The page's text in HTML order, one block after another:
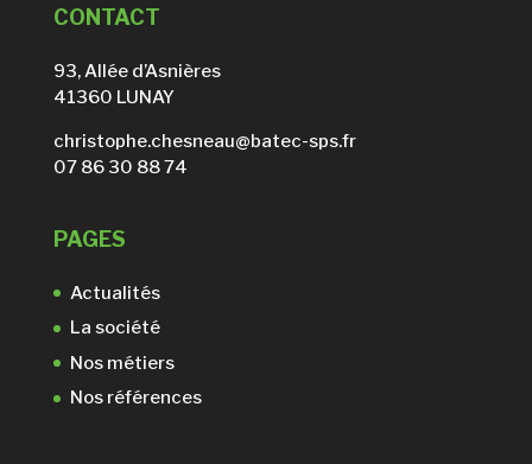
CONTACT
93, Allée d’Asnières
41360 LUNAY
christophe.chesneau@batec-sps.fr
07 86 30 88 74
PAGES
Actualités
La société
Nos métiers
Nos références